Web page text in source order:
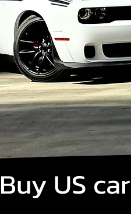
Buy US